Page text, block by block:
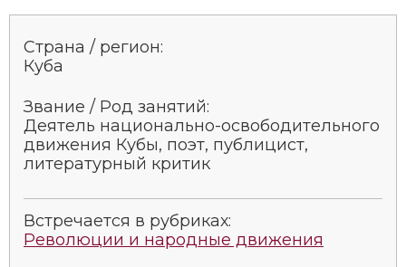
Страна / регион:
Куба
Звание / Род занятий:
Деятель национально-освободительного
движения Кубы, поэт, публицист,
литературный критик
Встречается в рубриках:
Революции и народные движения